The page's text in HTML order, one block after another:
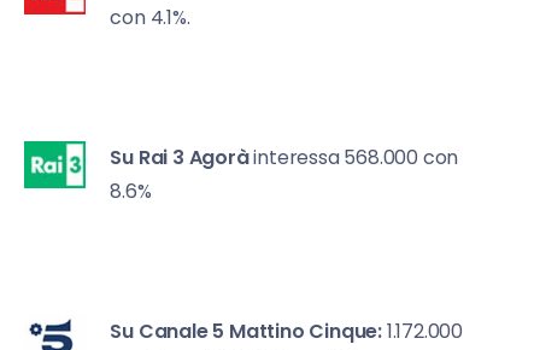
con 4.1%.
Su Rai 3 Agoràinteressa 568.000 con
8.6%
Su Canale 5 Mattino Cinque:1.172.000